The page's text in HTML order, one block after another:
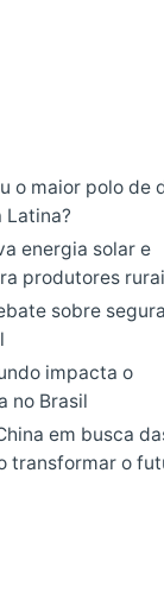
o maior polo de
Latina?
energia solar e
produtores
sobre
impacta o
no Brasil
em busca
transformar o